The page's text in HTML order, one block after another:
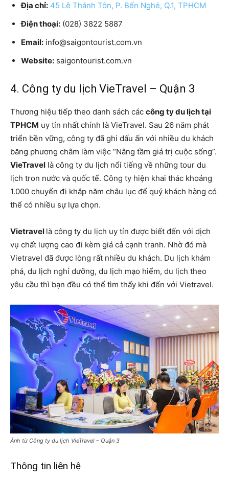
Địa chỉ: 45 Lê Thánh Tôn, P. Bến Nghé, Q.1, TPHCM
Điện thoại: (028) 3822 5887
Email: info@saigontourist.com.vn
Website: saigontourist.com.vn
4. Công ty du lịch VieTravel – Quận 3
Thương hiệu tiếp theo danh sách các công ty du lịch tại
TPHCM uy tín nhất chính là VieTravel. Sau 26 năm phát
triển bền vững, công ty đã ghi dấu ấn với nhiều du khách
băng phương châm làm việc “Nâng tầm giá trị cuộc sống”.
VieTravel là công ty du lịch nổi tiếng về những tour du
lịch tron nước và quốc tế. Công ty hiện khai thác khoảng
1.000 chuyến đi khắp năm châu lục để quý khách hàng có
thể có nhiều sự lựa chọn.
Vietravel là công ty du lịch uy tín được biết đến với dịch
vụ chất lượng cao đi kèm giá cả cạnh tranh. Nhờ đó mà
Vietravel đã được lòng rất nhiều du khách. Du lịch khám
phá, du lịch nghỉ dưỡng, du lịch mạo hiểm, du lịch theo
yêu cầu thì bạn đều có thể tìm thấy khi đến với Vietravel.
Ảnh từ Công ty du lịch VieTravel – Quận 3
Thông tin liên hệ